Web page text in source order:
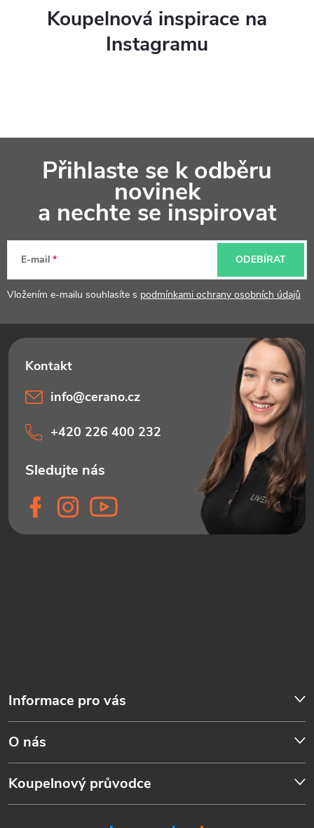
v
s
Koupelnová inspirace na
Instagramu
a
Přihlaste se k odběru
novinek
a nechte se inspirovat
E-mail
Vložením e-mailu souhlasíte s podmínkami ochrany osobních údajů
ODEBÍRAT
Informace pro vás
O nás
Koupelnový průvodce
info@cerano.cz
+420 226 400 232